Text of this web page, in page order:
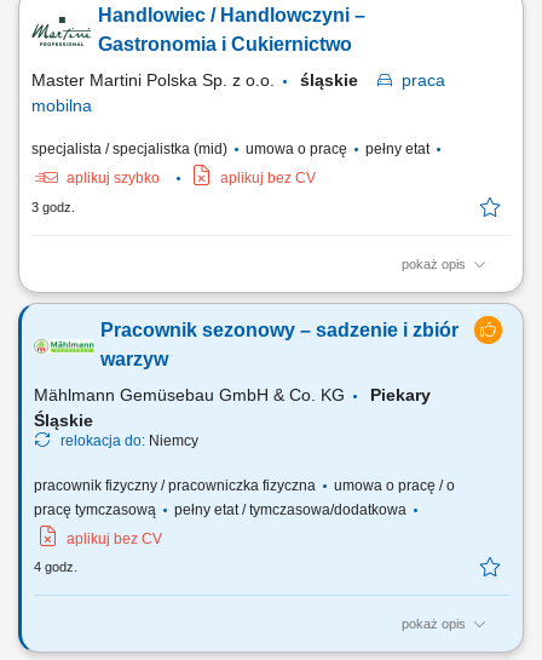
doradztwo produktowe oraz prowadzenie prezentacji i pokazów u
klientów. Udział w targach, szkoleniach oraz kluczowych wydarzeniach
Handlowiec / Handlowczyni –
Gastronomia i Cukiernictwo
Master Martini Polska Sp. z o.o. śląskie
praca
mobilna
specjalista / specjalistka (mid) umowa o pracę
pełny etat
aplikuj szybko
aplikuj bez CV
3 godz.
pokaż opis
Opis stanowiska: Aktywna współpraca z klientami biznesowymi oraz
prezentowanie ich zastosowania. Organizowanie pokazów oraz
spotkań handlowych u klientów. Udział w targach, szkoleniach i
Pracownik sezonowy – sadzenie i zbiór
warzyw
Mählmann Gemüsebau GmbH & Co. KG
Piekary
Śląskie
relokacja do: Niemcy
pracownik fizyczny / pracowniczka fizyczna
umowa o pracę / o
pracę tymczasową
pełny etat / tymczasowa/dodatkowa
aplikuj bez CV
4 godz.
pokaż opis
Praca sezonowa - sadzenie, zbiór warzyw od 12 sierpnia 2026 Wymiar